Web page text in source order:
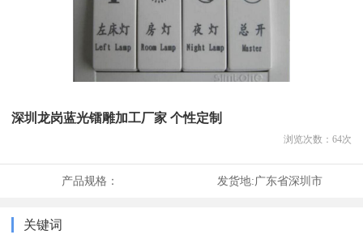
深圳龙岗蓝光镭雕加工厂家 个性定制
浏览次数： 64次
产品规格： 发货地:广东省深圳市
关键词